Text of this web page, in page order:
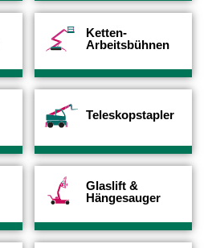
Ketten-
Arbeitsbühnen
Teleskopstapler
Glaslift &
Hängesauger